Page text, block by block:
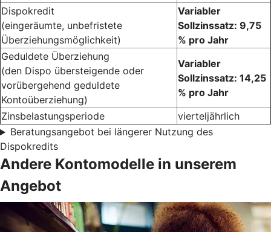
Dispokredit
(eingeräumte, unbefristete
Überziehungsmöglichkeit)
Variabler
Sollzinssatz: 9,75
% pro Jahr
Geduldete Überziehung
(den Dispo übersteigende oder
vorübergehend geduldete
Kontoüberziehung)
Variabler
Sollzinssatz: 14,25
% pro Jahr
Zinsbelastungsperiode
vierteljährlich
Beratungsangebot bei längerer Nutzung des
Dispokredits
Andere Kontomodelle in unserem
Angebot